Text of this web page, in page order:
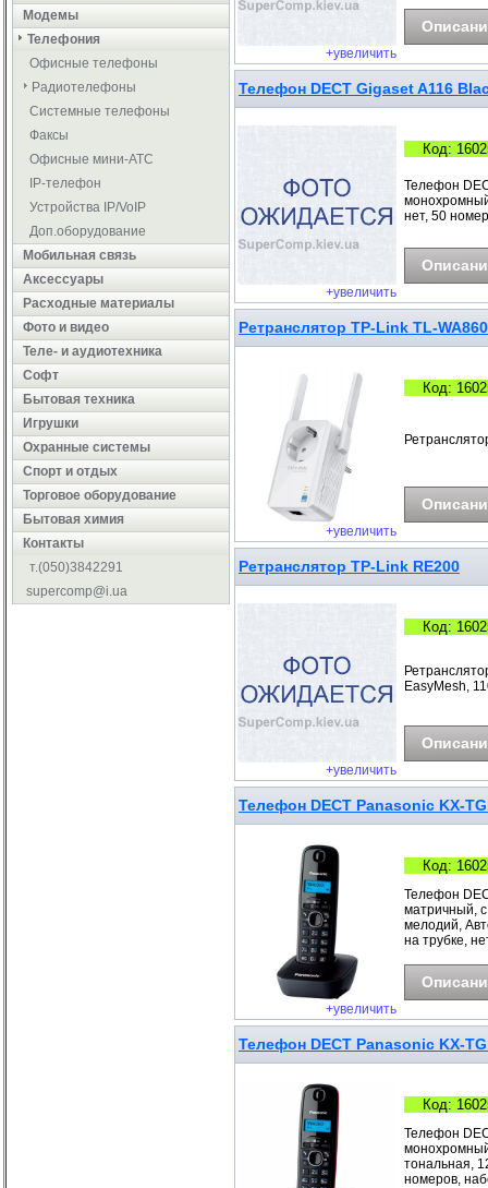
Модемы
Телефония
Офисные телефоны
Радиотелефоны
Системные телефоны
Факсы
Офисные мини-АТС
IP-телефон
Устройства IP/VoIP
Доп.оборудование
Мобильная связь
Аксессуары
Расходные материалы
Фото и видео
Теле- и аудиотехника
Софт
Бытовая техника
Игрушки
Охранные системы
Cпорт и отдых
Торговое оборудование
Бытовая химия
Контакты
т.(050)3842291
supercomp@i.ua
+увеличить
Телефон DECT Gigaset A116
+увеличить
Код:
Телефон
нет, 50
Ретранслятор TP-Link TL-
+увеличить
Код:
Ретранслятор TP-Link RE200
+увеличить
Код:
EasyMesh,
Телефон DECT Panasonic KX-
+увеличить
Код:
Телефон
матричный,
мелодий,
на трубке,
Телефон DECT Panasonic KX-
Код:
Телефон
тональная,
номеров,